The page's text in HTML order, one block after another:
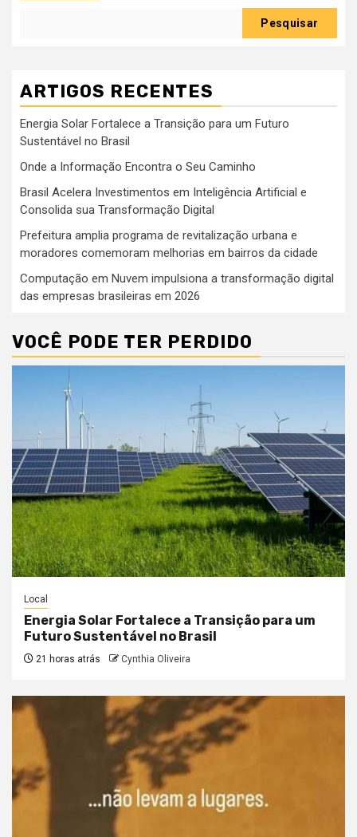
Pesquisar
ARTIGOS RECENTES
Energia Solar Fortalece a Transição para um Futuro
Sustentável no Brasil
Onde a Informação Encontra o Seu Caminho
Brasil Acelera Investimentos em Inteligência Artificial e
Consolida sua Transformação Digital
Prefeitura amplia programa de revitalização urbana e
moradores comemoram melhorias em bairros da cidade
Computação em Nuvem impulsiona a transformação digital
das empresas brasileiras em 2026
VOCÊ PODE TER PERDIDO
Local
Energia Solar Fortalece a Transição para um
Futuro Sustentável no Brasil
21 horas atrás Cynthia Oliveira